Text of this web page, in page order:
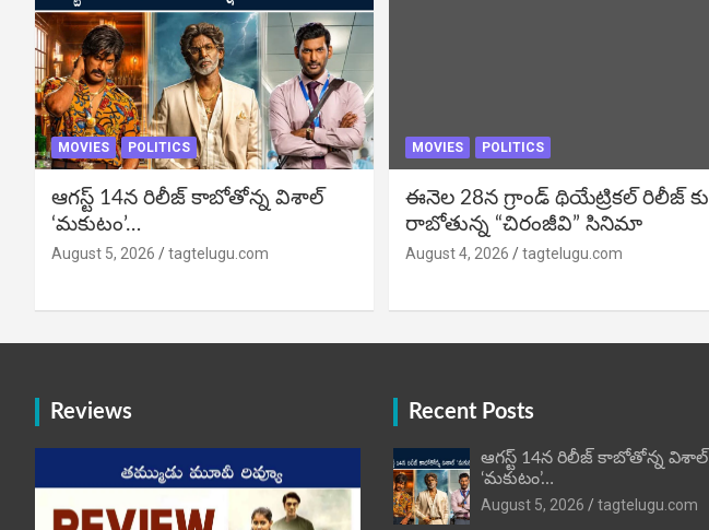
MOVIES POLITICS
ఆగస్ట్ 14న రిలీజ్ కాబోతోన్న విశాల్
‘మకుటం’…
August 5, 2026 tagtelugu.com
MOVIES POLITICS
ఈనెల 28న గ్రాండ్ థియేట్రికల్ రిలీజ్ కు
రాబోతున్న “చిరంజీవి” సినిమా
August 4, 2026 tagtelugu.com
Reviews Recent Posts
ఆగస్ట్ 14న రిలీజ్ కాబోతోన్న విశాల్
‘మకుటం’…
August 5, 2026
tagtelugu.com